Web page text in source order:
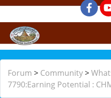
Forum > Community>
7790:Earning Potential :